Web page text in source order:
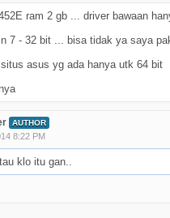
ram 2 gb ... driver bawaan
7 - 32 bit ... bisa tidak ya saya
asus yg ada hanya utk 64 bit
AUTHOR
8:22 PM
klo itu gan..